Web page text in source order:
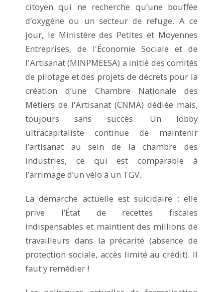
citoyen qui ne recherche qu’une bouffée
d’oxygène ou un secteur de refuge. A ce
jour, le Ministère des Petites et Moyennes
Entreprises, de l'Économie Sociale et de
l'Artisanat (MINPMEESA) a initié des comités
de pilotage et des projets de décrets pour la
création d’une Chambre Nationale des
Métiers de l'Artisanat (CNMA) dédiée mais,
toujours sans succès. Un lobby
ultracapitaliste continue de maintenir
l’artisanat au sein de la chambre des
industries, ce qui est comparable à
l’arrimage d’un vélo à un TGV.
La démarche actuelle est suicidaire : elle
prive l’État de recettes fiscales
indispensables et maintient des millions de
travailleurs dans la précarité (absence de
protection sociale, accès limité au crédit). Il
faut y remédier !